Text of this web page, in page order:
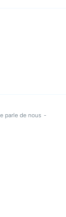
parle de nous